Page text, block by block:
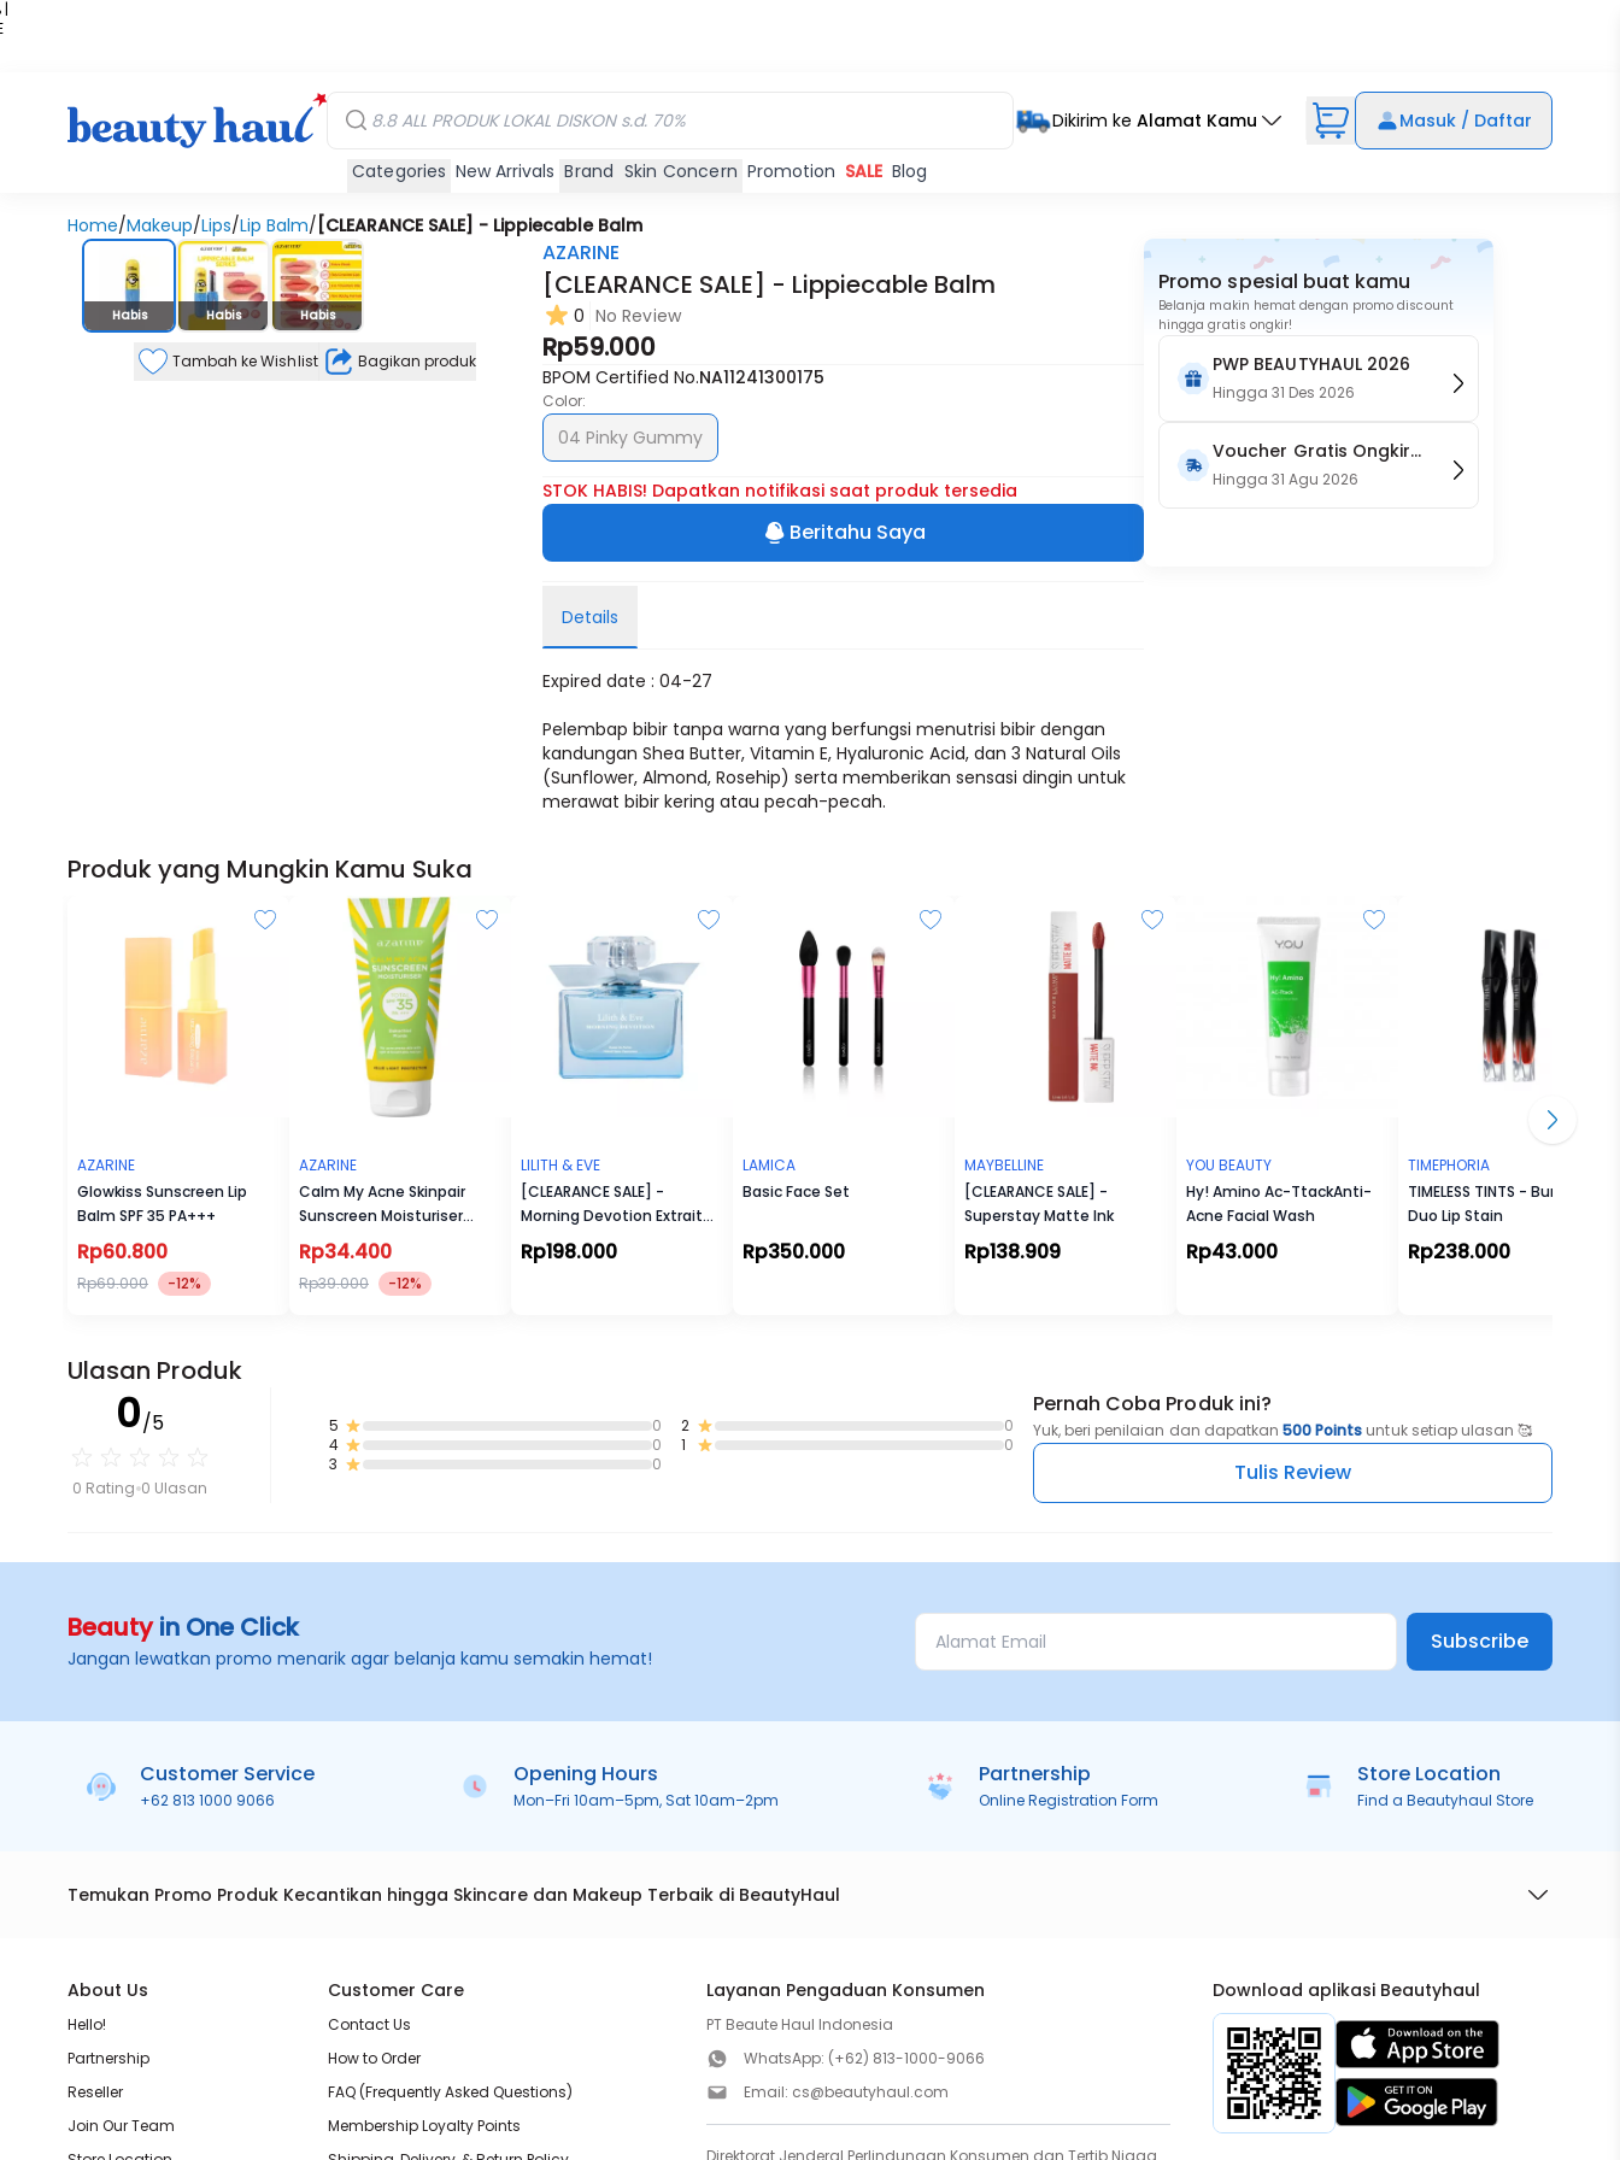
|
Dikirim ke Alamat Kamu Masuk / Daftar
Categories New Arrivals Brand Skin Concern Promotion SALE Blog
Home/Makeup/Lips/Lip Balm/ [CLEARANCE SALE] - Lippiecable Balm
Stok Habis
Habis Habis Habis
Tambah ke Wishlist Bagikan produk
AZARINE
[CLEARANCE SALE] - Lippiecable Balm
0 No Review
Rp59.000
BPOM Certified No.NA11241300175
Color:
04 Pinky Gummy
STOK HABIS! Dapatkan notifikasi saat produk tersedia
Beritahu Saya
Details
Expired date : 04-27
Pelembap bibir tanpa warna yang berfungsi menutrisi bibir dengan
kandungan Shea Butter, Vitamin E, Hyaluronic Acid, dan 3 Natural Oils
(Sunflower, Almond, Rosehip) serta memberikan sensasi dingin untuk
merawat bibir kering atau pecah-pecah.
Promo spesial buat kamu
Belanja makin hemat dengan promo discount
hingga gratis ongkir!
PWP BEAUTYHAUL 2026
Hingga31 Des 2026
Voucher Gratis Ongkir
15RB (Only on Website)
Hingga31 Agu 2026
Produk yang Mungkin Kamu Suka
AZARINE
Glowkiss Sunscreen Lip
Balm SPF 35 PA+++
Rp60.800
Rp69.000 -12%
AZARINE
Calm My Acne Skinpair
Sunscreen Moisturiser
SPF35 PA+++
Rp34.400
Rp39.000 -12%
LILITH & EVE
[CLEARANCE SALE] -
Morning Devotion Extrait
De Parfum
Rp198.000
LAMICA
Basic Face Set
Rp350.000
MAYBELLINE
[CLEARANCE SALE] -
Superstay Matte Ink
Rp138.909
YOU BEAUTY
Hy! Amino Ac-TtackAnti-
Acne Facial Wash
Rp43.000
TIMEPHORIA
TIMELESS TINTS - Bundle
Duo Lip Stain
Rp238.000
Ulasan Produk
0/5
0 Rating 0 Ulasan
5
0
4
0
3
0
2
0
1
0
Pernah Coba Produk ini?
Yuk, beri penilaian dan dapatkan 500 Points untuk setiap ulasan 🥰
Tulis Review
Beautyin One Click
Jangan lewatkan promo menarik agar belanja kamu semakin hemat!
Subscribe
Customer Service
+62 813 1000 9066
Opening Hours
Mon–Fri 10am–5pm, Sat 10am–2pm
Partnership
Online Registration Form
Store Location
Find a Beautyhaul Store
Temukan Promo Produk Kecantikan hingga Skincare dan Makeup Terbaik di BeautyHaul
About Us
Hello!
Partnership
Reseller
Join Our Team
Customer Care
Contact Us
How to Order
FAQ (Frequently Asked Questions)
Membership Loyalty Points
Layanan Pengaduan Konsumen
PT Beaute Haul Indonesia
WhatsApp: (+62) 813-1000-9066
Email: cs@beautyhaul.com
Direktorat Jenderal Perlindungan Konsumen dan Tertib Niaga
Download aplikasi Beautyhaul